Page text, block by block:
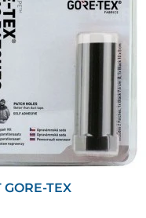
KIT GORE-TEX